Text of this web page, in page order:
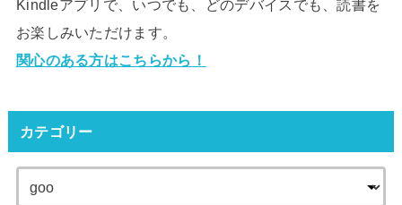
Kindleアプリで、いつでも、どのデバイスでも、読書を
お楽しみいただけます。
関心のある方はこちらから！
カテゴリー